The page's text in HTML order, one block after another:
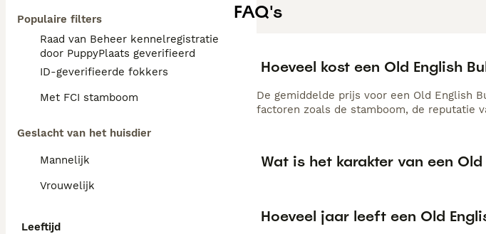
Populaire filters
Raad van Beheer kennelregistratie
door PuppyPlaats geverifieerd
ID-geverifieerde fokkers
Met FCI stamboom
Geslacht van het huisdier
Mannelijk
Vrouwelijk
Leeftijd
FAQ's
Hoeveel kost een Old English
De gemiddelde prijs voor een Old English
factoren zoals de stamboom, de reputatie
Wat is het karakter van een
Hoeveel jaar leeft een Old